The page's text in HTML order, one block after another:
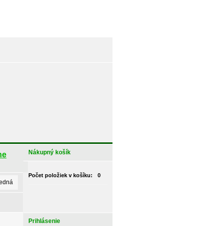
Nákupný košík
Počet položiek v košíku: 0
Prihlásenie